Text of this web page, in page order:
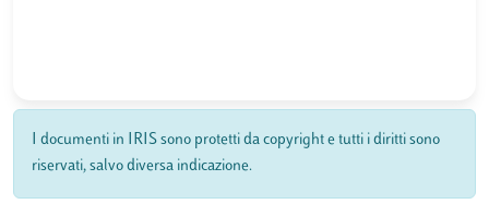
I documenti in IRIS sono protetti da copyright e tutti i diritti sono
riservati, salvo diversa indicazione.